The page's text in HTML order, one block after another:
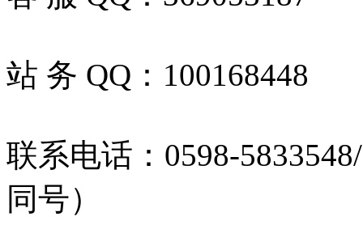
站 务 QQ：100168448
联系电话：0598-
同号）